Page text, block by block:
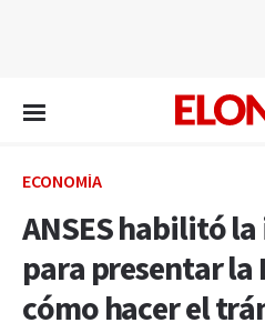
ECONOMÍA
ANSES habilitó
para presentar la
cómo hacer el